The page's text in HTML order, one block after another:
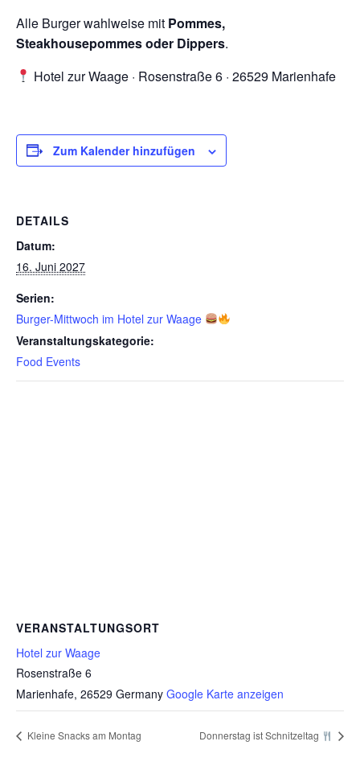
Alle Burger wahlweise mit Pommes,
Steakhousepommes oder Dippers.
Hotel zur Waage · Rosenstraße 6 · 26529 Marienhafe
Zum Kalender hinzufügen
DETAILS
Datum:
16. Juni 2027
Serien:
Burger-Mittwoch im Hotel zur Waage
Veranstaltungskategorie:
Food Events
VERANSTALTUNGSORT
Hotel zur Waage
Rosenstraße 6
Marienhafe, 26529 Germany Google Karte anzeigen
Kleine Snacks am Montag Donnerstag ist Schnitzeltag